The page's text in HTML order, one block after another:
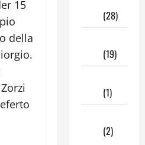
15
della
(28)
(19)
(1)
(2)